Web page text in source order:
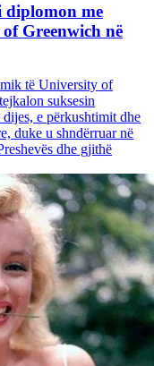
diplomon me
Greenwich në
të University of
suksesin
e përkushtimit dhe
duke u shndërruar në
dhe gjithë